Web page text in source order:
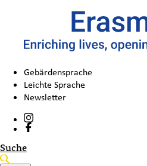
Gebärdensprache
Leichte Sprache
Newsletter
Suche